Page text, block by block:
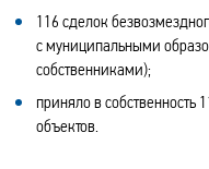
116 сделок
с муниципальными
собственниками);
приняло в собственность
объектов.